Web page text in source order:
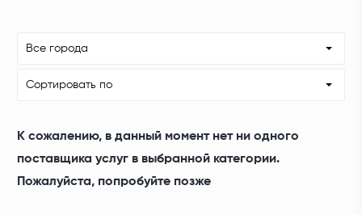
Все города
Сортировать по
К сожалению, в данный момент нет ни одного
поставщика услуг в выбранной категории.
Пожалуйста, попробуйте позже